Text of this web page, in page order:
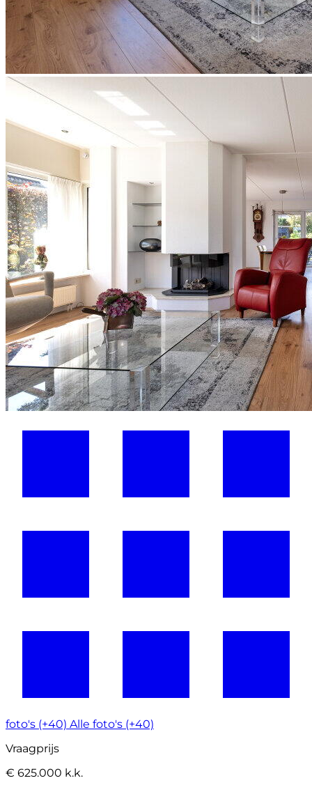
foto's (+40) Alle foto's (+40)
Vraagprijs
€ 625.000 k.k.